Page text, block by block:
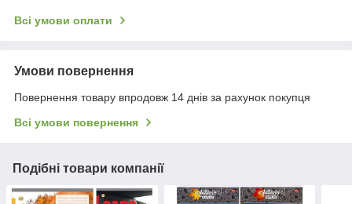
Всі умови оплати
Умови повернення
Повернення товару впродовж 14 днів за рахунок покупця
Всі умови повернення
Подібні товари компанії